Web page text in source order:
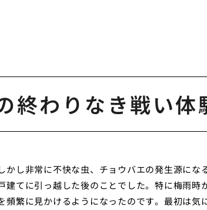
終わりなき戦い体
かし非常に不快な虫、チョウバエの発生源にな
建てに引っ越した後のことでした。特に梅雨時
頻繁に見かけるようになったのです。最初は気